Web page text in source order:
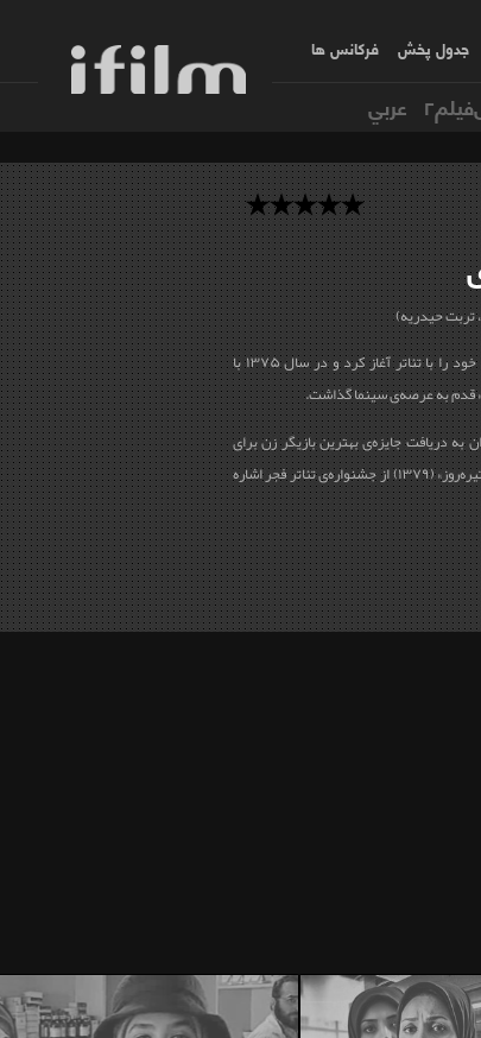
جدول پخش فرکانس ها
عربي
ستاره اسکندری فعالیت هنری‌ خود را با تئاتر آغاز کرد و در سال ۱۳۷۵ با
قدم به عرصه‌ی سینما گذاشت.
به دریافت جایزه‌ی بهترین بازیگر زن برای
نمایش «سعادت لرزان مردمان تیره‌روز» (۱۳۷۹) از جشنواره‌ی تئاتر فجر اشاره